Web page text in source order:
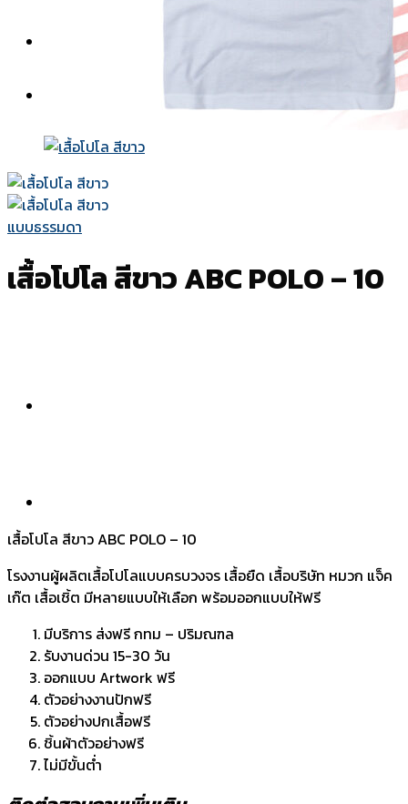
แบบธรรมดา
เสื้อโปโล สีขาว ABC POLO – 10
เสื้อโปโล สีขาว ABC POLO – 10
โรงงานผู้ผลิตเสื้อโปโลแบบครบวงจร เสื้อยืด เสื้อบริษัท หมวก แจ็ค
เก๊ต เสื้อเชิ้ต มีหลายแบบให้เลือก พร้อมออกแบบให้ฟรี
มีบริการ ส่งฟรี กทม – ปริมณฑล
รับงานด่วน 15-30 วัน
ออกแบบ Artwork ฟรี
ตัวอย่างงานปักฟรี
ตัวอย่างปกเสื้อฟรี
ชิ้นผ้าตัวอย่างฟรี
ไม่มีขั้นต่ำ